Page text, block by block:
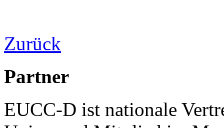
Zurück
Partner
EUCC-D ist nationale